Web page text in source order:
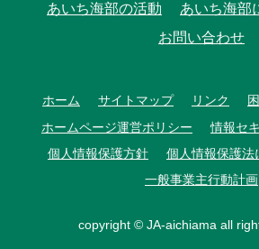
あいち海部の活動
あいち海部
お問い合わせ
ホーム サイトマップ リンク
ホームページ運営ポリシー
情報セ
個人情報保護方針
個人情報保護法
一般事業主行動計画
copyright © JA-aichiama all